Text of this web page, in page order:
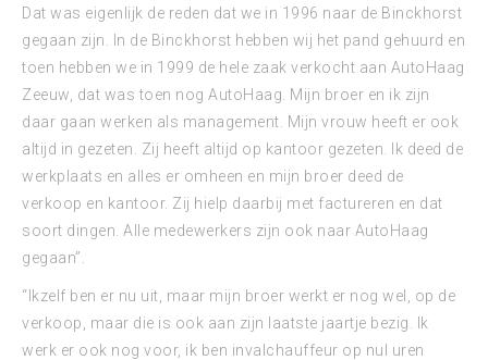
Dat was eigenlijk de reden dat we in 1996 naar de Binckhorst
gegaan zijn. In de Binckhorst hebben wij het pand gehuurd en
toen hebben we in 1999 de hele zaak verkocht aan AutoHaag
Zeeuw, dat was toen nog AutoHaag. Mijn broer en ik zijn
daar gaan werken als management. Mijn vrouw heeft er ook
altijd in gezeten. Zij heeft altijd op kantoor gezeten. Ik deed de
werkplaats en alles er omheen en mijn broer deed de
verkoop en kantoor. Zij hielp daarbij met factureren en dat
soort dingen. Alle medewerkers zijn ook naar AutoHaag
gegaan”.
“Ikzelf ben er nu uit, maar mijn broer werkt er nog wel, op de
verkoop, maar die is ook aan zijn laatste jaartje bezig. Ik
werk er ook nog voor, ik ben invalchauffeur op nul uren